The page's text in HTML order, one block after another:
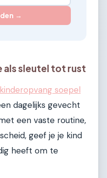
→
als sleutel tot rust
soepel
dagelijks gevecht
een vaste routine,
geef je je kind
heeft om te